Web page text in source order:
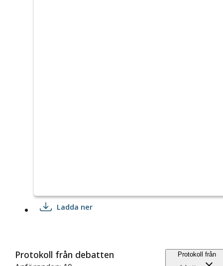
Ladda ner
Protokoll från debatten
Protokoll från